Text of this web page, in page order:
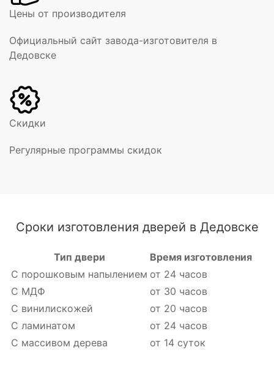
Цены от производителя
Официальный сайт завода-изготовителя в
Дедовске
Скидки
Регулярные программы скидок
Сроки изготовления дверей в Дедовске
Тип двери
Время изготовления
С порошковым напылением от 24 часов
С МДФ
от 30 часов
С винилискожей
от 20 часов
С ламинатом
от 24 часов
С массивом дерева
от 14 суток